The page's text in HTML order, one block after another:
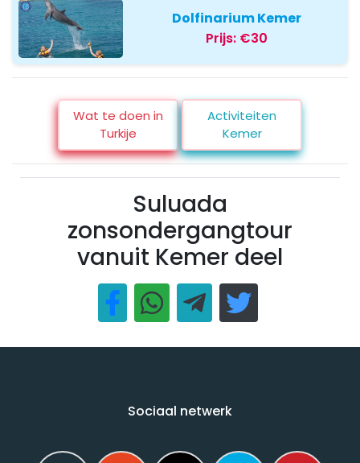
Dolfinarium Kemer
Prijs: €30
Wat te doen in
Turkije
Activiteiten
Kemer
Suluada
zonsondergangtour
vanuit Kemer deel
Sociaal netwerk